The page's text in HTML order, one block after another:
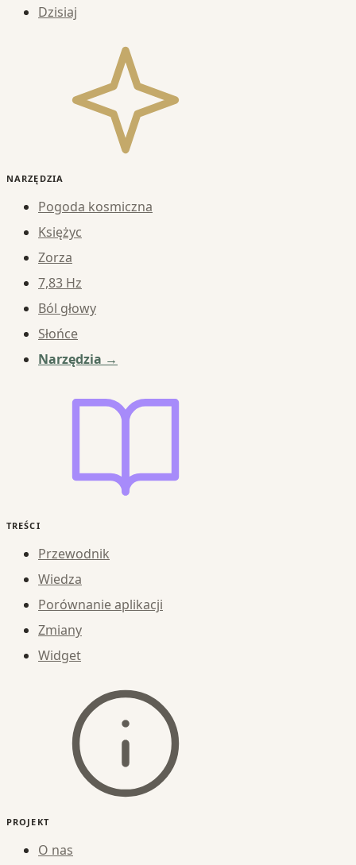
Dzisiaj
NARZĘDZIA
Pogoda kosmiczna
Księżyc
Zorza
7,83 Hz
Ból głowy
Słońce
Narzędzia →
TREŚCI
Przewodnik
Wiedza
Porównanie aplikacji
Zmiany
Widget
PROJEKT
O nas